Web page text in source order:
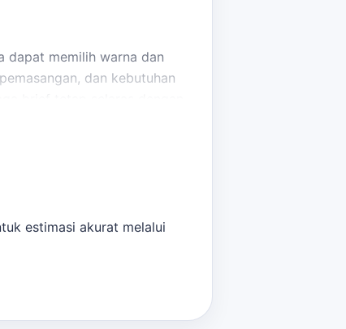
dapat memilih warna dan
dan kebutuhan
tepat waktu untuk acara
estimasi akurat melalui